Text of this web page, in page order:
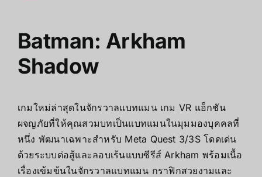
Batman: Arkham
Shadow
เกมใหม่ล่าสุดในจักรวาลแบทแมน เกม VR แอ็กชัน
ผจญภัยที่ให้คุณสวมบทเป็นแบทแมนในมุมมองบุคคลที่
หนึ่ง พัฒนาเฉพาะสำหรับ Meta Quest 3/3S โดดเด่น
ด้วยระบบต่อสู้และลอบเร้นแบบซีรีส์ Arkham พร้อมเนื้อ
เรื่องเข้มข้นในจักรวาลแบทแมน กราฟิกสวยงามและ